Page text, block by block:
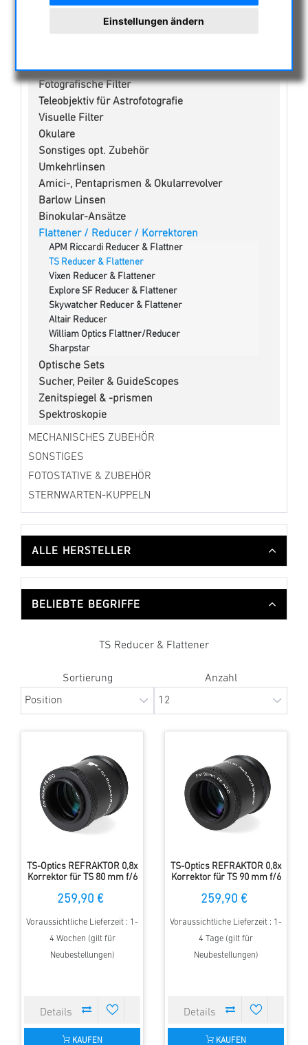
Einstellungen ändern
TELESKOPE
MONTIERUNGEN & STATIVE
OPTISCHES ZUBEHÖR
Fotografische Filter
Teleobjektiv für Astrofotografie
Visuelle Filter
Okulare
Sonstiges opt. Zubehör
Umkehrlinsen
Amici-, Pentaprismen & Okularrevolver
Barlow Linsen
Binokular-Ansätze
Flattener / Reducer / Korrektoren
APM Riccardi Reducer & Flattner
TS Reducer & Flattener
Vixen Reducer & Flattener
Explore SF Reducer & Flattener
Skywatcher Reducer & Flattener
Altair Reducer
William Optics Flattner/Reducer
Sharpstar
Optische Sets
Sucher, Peiler & GuideScopes
Zenitspiegel & -prismen
Spektroskopie
MECHANISCHES ZUBEHÖR
SONSTIGES
FOTOSTATIVE & ZUBEHÖR
STERNWARTEN-KUPPELN
ALLE HERSTELLER
BELIEBTE BEGRIFFE
TS Reducer & Flattener
Sortierung Anzahl
TS-Optics REFRAKTOR 0,8x
Korrektor für TS 80 mm f/6
259,90 €
Voraussichtliche Lieferzeit : 1-
4 Wochen (gilt für
Neubestellungen)
KAUFEN
TS-Optics REFRAKTOR 0,8x
Korrektor für TS 90 mm f/6
259,90 €
Voraussichtliche Lieferzeit : 1-
4 Tage (gilt für
Neubestellungen)
KAUFEN